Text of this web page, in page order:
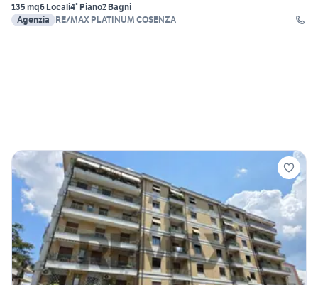
135 mq6 Locali4° Piano2 Bagni
Agenzia
RE/MAX PLATINUM COSENZA